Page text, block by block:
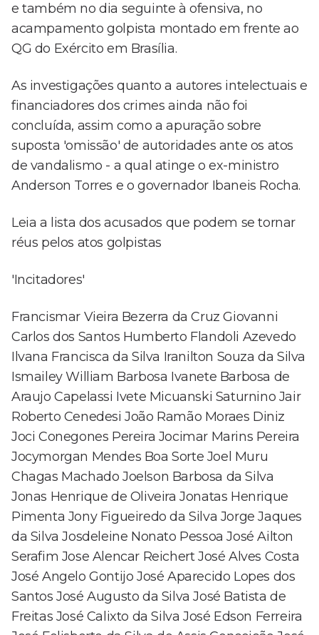
e também no dia seguinte à ofensiva, no
acampamento golpista montado em frente ao
QG do Exército em Brasília.
As investigações quanto a autores intelectuais e
financiadores dos crimes ainda não foi
concluída, assim como a apuração sobre
suposta 'omissão' de autoridades ante os atos
de vandalismo - a qual atinge o ex-ministro
Anderson Torres e o governador Ibaneis Rocha.
Leia a lista dos acusados que podem se tornar
réus pelos atos golpistas
'Incitadores'
Francismar Vieira Bezerra da Cruz Giovanni
Carlos dos Santos Humberto Flandoli Azevedo
Ilvana Francisca da Silva Iranilton Souza da Silva
Ismailey William Barbosa Ivanete Barbosa de
Araujo Capelassi Ivete Micuanski Saturnino Jair
Roberto Cenedesi João Ramão Moraes Diniz
Joci Conegones Pereira Jocimar Marins Pereira
Jocymorgan Mendes Boa Sorte Joel Muru
Chagas Machado Joelson Barbosa da Silva
Jonas Henrique de Oliveira Jonatas Henrique
Pimenta Jony Figueiredo da Silva Jorge Jaques
da Silva Josdeleine Nonato Pessoa José Ailton
Serafim Jose Alencar Reichert José Alves Costa
José Angelo Gontijo José Aparecido Lopes dos
Santos José Augusto da Silva José Batista de
Freitas José Calixto da Silva José Edson Ferreira